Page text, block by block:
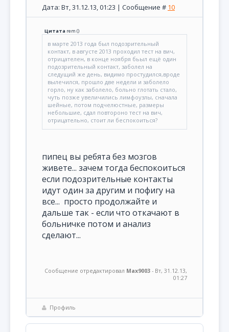
Дата: Вт, 31.12.13, 01:23 | Сообщение # 10
Цитата rem ()
в марте 2013 года был подозрительный
контакт, в августе 2013 проходил тест на вич,
отрицателен, в конце ноября бьыл ещё один
подозрительный контакт, заболел на
следущий же день, видимо простудился,вроде
вылечился, прошло две недели и заболело
горло, ну как заболело, больно глотать стало,
чуть позже увеличились лимфоузлы, сначала
шейные, потом подчелюстные, размеры
небольшие, сдал повтороно тест на вич,
отрицательно, стоит ли беспокоиться?
пипец вы ребята без мозгов
живете... зачем тогда беспокоиться
если подозрительные контакты
идут один за другим и пофигу на
все... просто продолжайте и
дальше так - если что откачают в
больничке потом и анализ
сделают...
Сообщение отредактировал Max9003 - Вт, 31.12.13,
01:27
Профиль